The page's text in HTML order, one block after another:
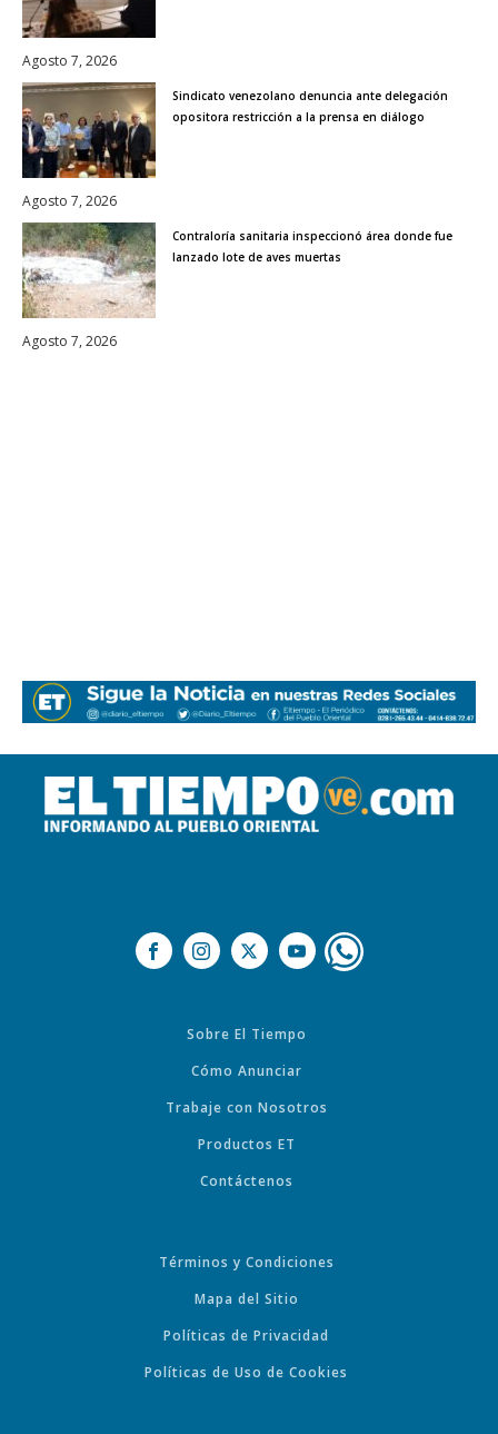
Agosto 7, 2026
Sindicato venezolano denuncia ante delegación
opositora restricción a la prensa en diálogo
Agosto 7, 2026
Contraloría sanitaria inspeccionó área donde fue
lanzado lote de aves muertas
Agosto 7, 2026
Sobre El Tiempo
Cómo Anunciar
Trabaje con Nosotros
Productos ET
Contáctenos
Términos y Condiciones
Mapa del Sitio
Políticas de Privacidad
Políticas de Uso de Cookies